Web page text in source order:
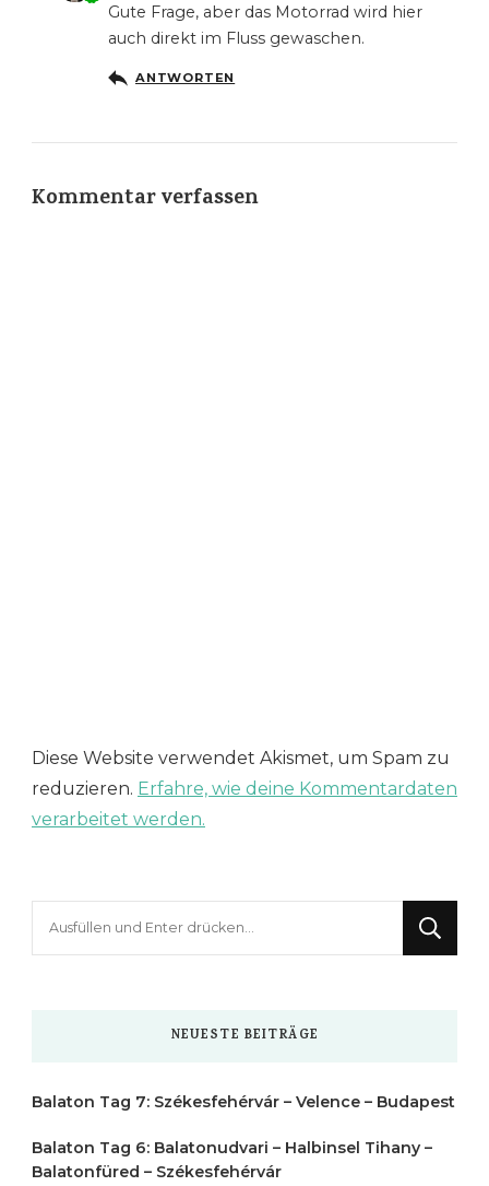
Gute Frage, aber das Motorrad wird hier
auch direkt im Fluss gewaschen.
ANTWORTEN
Kommentar verfassen
Diese Website verwendet Akismet, um Spam zu
reduzieren. Erfahre, wie deine Kommentardaten
verarbeitet werden.
NEUESTE BEITRÄGE
Balaton Tag 7: Székesfehérvár – Velence – Budapest
Balaton Tag 6: Balatonudvari – Halbinsel Tihany –
Balatonfüred – Székesfehérvár